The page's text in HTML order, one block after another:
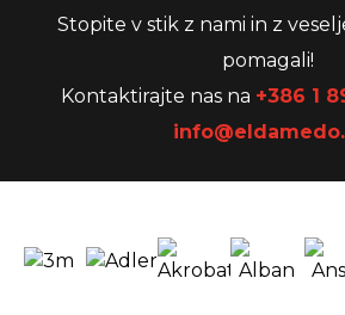
Stopite v stik z nami in z
pomagali!
Kontaktirajte nas na +386 1